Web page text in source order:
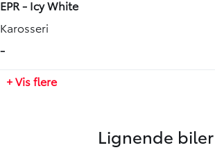
EPR - Icy White
Karosseri
-
Antal gear
-
Partikelfilter (DPF)
Nej
Tilkoblingsvægt med bremser
+ Vis flere
Lignende biler